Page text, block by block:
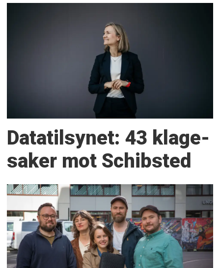
Datatilsynet: 43 klage­
saker mot Schibsted